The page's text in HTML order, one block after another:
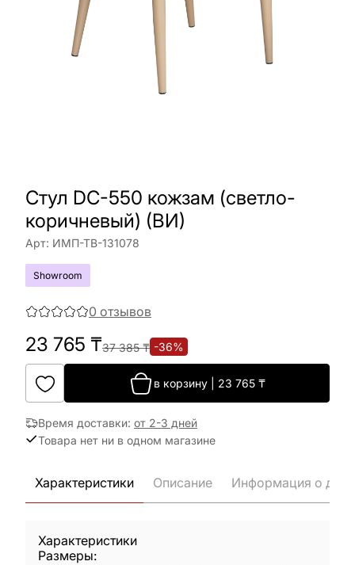
Стул DC-550 кожзам (светло-
коричневый) (ВИ)
Арт: ИМП-ТВ-131078
Showroom
0 отзывов
23 765 ₸37 385₸ -36%
в корзину 23 765 ₸
Время доставки: от 2-3 дней
Товара нет ни в одном магазине
Характеристики Описание Информация о
Характеристики
Размеры: